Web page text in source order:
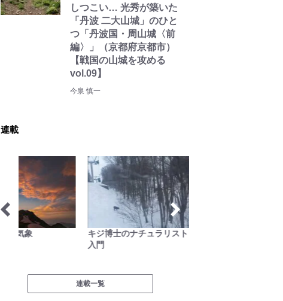
しつこい… 光秀が築いた
「丹波 二大山城」のひと
つ「丹波国・周山城〈前
編〉」（京都府京都市）
【戦国の山城を攻める
vol.09】
今泉 慎一
連載
キジ博士のナチュラリスト
料理と道具とアウトドア
連載一覧